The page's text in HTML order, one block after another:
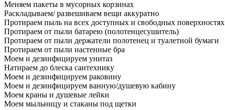
Меняем пакеты в мусорных корзинах
Раскладываем/ развешиваем вещи аккуратно
Протираем пыль на всех доступных и свободных поверхностях
Протираем от пыли батарею (полотенцесушитель)
Протираем от пыли держатели полотенец и туалетной бумаги
Протираем от пыли настенные бра
Моем и дезинфицируем унитаз
Натираем до блеска сантехнику
Моем и дезинфицируем раковину
Моем и дезинфицируем ванную/душевую кабину
Моем краны и душевые лейки
Моем мыльницу и стаканы под щетки